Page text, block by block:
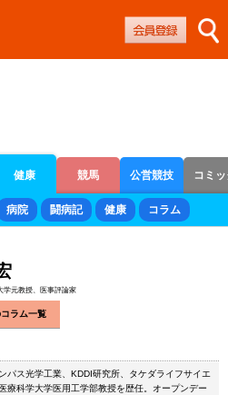
健康 競馬 公営競技 コミ
ース
病院 闘病記 健康 コラム
学元教授、医事評論家
ラム一覧
パス光学工業、KDDI研究所、タケダライフサイエ
療科学大学医用工学部教授を歴任。オープンデー